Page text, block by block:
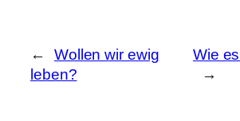
←
Wollen wir ewig
leben?
Wie
→